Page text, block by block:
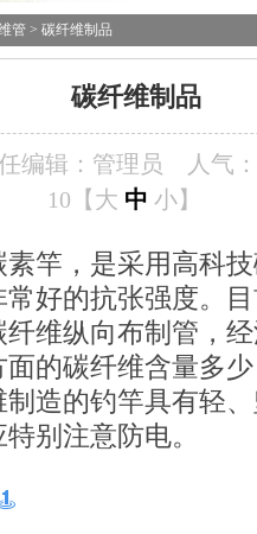
管 > 碳纤维制品
碳纤维制品
编辑：管理员
人气：
10【 大 中 小】
竿，是采用高科
好的抗张强度。
维纵向布制管，
的碳纤维含量多
造的钓竿具有轻
别注意防电。